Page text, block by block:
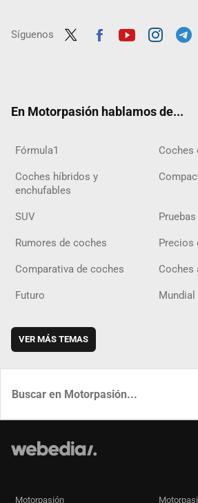
Síguenos
En Motorpasión hablamos de...
Fórmula1 Coches
Coches híbridos y
enchufables
SUV
Rumores de coches Precios
Comparativa de coches Coches
Futuro Mundial
VER MÁS TEMAS
Motorpasión